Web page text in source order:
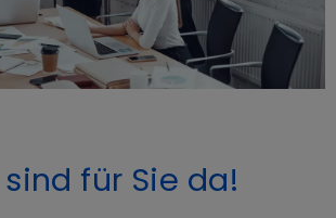
für Sie da!